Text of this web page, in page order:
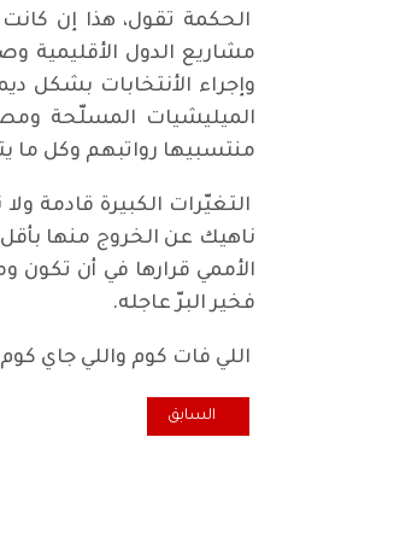
الحكمة تقول، هذا إن
مشاريع الدول الأقليمية
وإجراء الأنتخابات بشكل
الميليشيات المسلّحة
منتسبيها رواتبهم وكل ما
التغيّرات الكبيرة قادمة
ناهيك عن الخروج منها
الأممي قرارها في أن تكون
فخير البرّ عاجله.
اللي فات كوم واللي جاي
المقال السابق: ماذا تخبئ الأيام
السابق